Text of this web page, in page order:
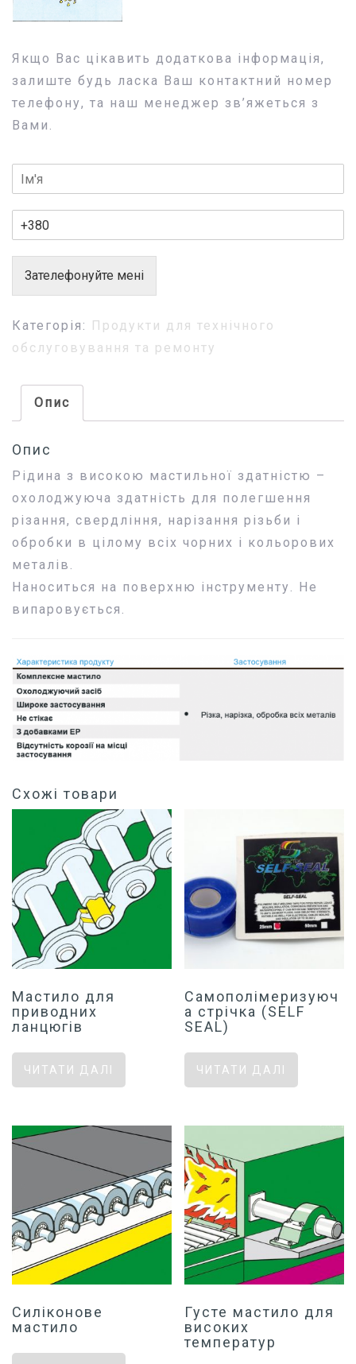
Якщо Вас цікавить додаткова інформація,
залиште будь ласка Ваш контактний номер
телефону, та наш менеджер зв’яжеться з
Вами.
Зателефонуйте мені
Категорія:
Продукти для технічного
обслуговування та ремонту
Опис
Опис
Рідина з високою мастильної здатністю –
охолоджуюча здатність для полегшення
різання, свердління, нарізання різьби і
обробки в цілому всіх чорних і кольорових
металів.
Наноситься на поверхню інструменту. Не
випаровується.
Схожі товари
Мастило для
приводних
ланцюгів
ЧИТАТИ ДАЛІ
Самополімеризуюч
а стрічка (SELF
SEAL)
ЧИТАТИ ДАЛІ
Силіконове
мастило
Густе мастило для
високих
температур